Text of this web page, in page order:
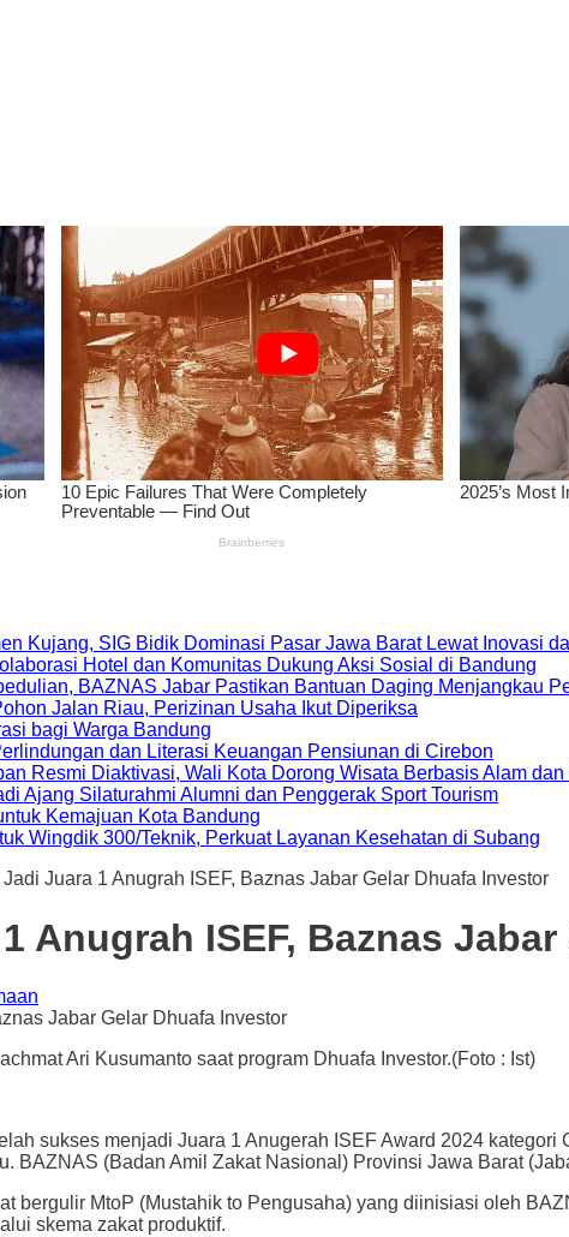
Kujang, SIG Bidik Dominasi Pasar Jawa Barat Lewat Inovasi
Hotel dan Komunitas Dukung Aksi Sosial di Bandung
BAZNAS Jabar Pastikan Bantuan Daging Menjangkau
Jalan Riau, Perizinan Usaha Ikut Diperiksa
bagi Warga Bandung
dan Literasi Keuangan Pensiunan di Cirebon
Resmi Diaktivasi, Wali Kota Dorong Wisata Berbasis Alam
Ajang Silaturahmi Alumni dan Penggerak Sport Tourism
Kemajuan Kota Bandung
Wingdik 300/Teknik, Perkuat Layanan Kesehatan di Subang
Juara 1 Anugrah ISEF, Baznas Jabar Gelar Dhuafa Investor
Anugrah ISEF, Baznas
Ari Kusumanto saat program Dhuafa Investor.(Foto : Ist)
sukses menjadi Juara 1 Anugerah ISEF Award 2024
BAZNAS (Badan Amil Zakat Nasional) Provinsi Jawa Barat
bergulir MtoP (Mustahik to Pengusaha) yang diinisiasi oleh
skema zakat produktif.